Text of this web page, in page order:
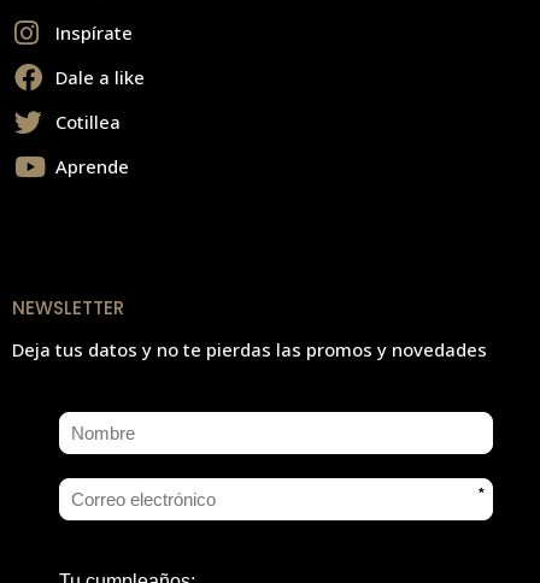
Inspírate
Dale a like
Cotillea
Aprende
NEWSLETTER
Deja tus datos y no te pierdas las promos y novedades
*